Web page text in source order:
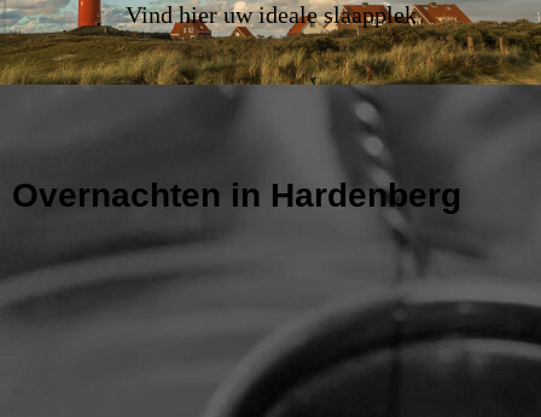
Vind hier uw ideale slaapplek
Overnachten in Hardenberg